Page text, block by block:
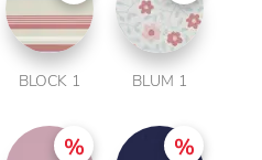
BLOCK 1 BLUM 1